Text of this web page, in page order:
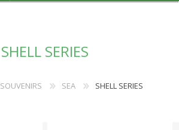
SHELL SERIES
SOUVENIRS SEA SHELL SERIES